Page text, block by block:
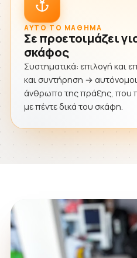
ΑΥΤΌ ΤΟ ΜΆΘΗΜΑ
Σε προετοιμάζει
σκάφος
Συστηματικά: επιλογή και
και συντήρηση →
άνθρωπο της πράξης, που
με πέντε δικά του σκάφη.